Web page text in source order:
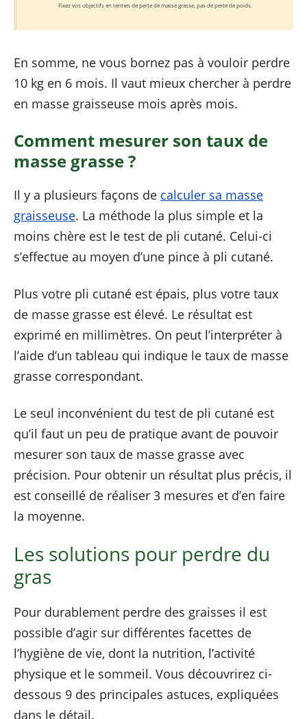
Fixez vos objectifs en termes de perte de masse grasse, pas de perte de poids.
En somme, ne vous bornez pas à vouloir perdre
10 kg en 6 mois. Il vaut mieux chercher à perdre
en masse graisseuse mois après mois.
Comment mesurer son taux de
masse grasse ?
Il y a plusieurs façons de calculer sa masse
graisseuse. La méthode la plus simple et la
moins chère est le test de pli cutané. Celui-ci
s’effectue au moyen d’une pince à pli cutané.
Plus votre pli cutané est épais, plus votre taux
de masse grasse est élevé. Le résultat est
exprimé en millimètres. On peut l’interpréter à
l’aide d’un tableau qui indique le taux de masse
grasse correspondant.
Le seul inconvénient du test de pli cutané est
qu’il faut un peu de pratique avant de pouvoir
mesurer son taux de masse grasse avec
précision. Pour obtenir un résultat plus précis, il
est conseillé de réaliser 3 mesures et d’en faire
la moyenne.
Les solutions pour perdre du
gras
Pour durablement perdre des graisses il est
possible d’agir sur différentes facettes de
l’hygiène de vie, dont la nutrition, l’activité
physique et le sommeil. Vous découvrirez ci-
dessous 9 des principales astuces, expliquées
dans le détail.